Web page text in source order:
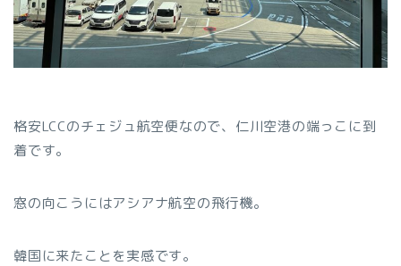
格安LCCのチェジュ航空便なので、仁川空港の端っこに到
着です。
窓の向こうにはアシアナ航空の飛行機。
韓国に来たことを実感です。